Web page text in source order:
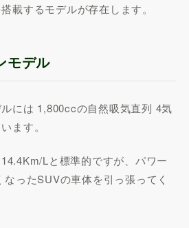
載するモデルが存在します。
モデル
には 1,800ccの自然吸気直列 4気
ます。
Lと標準的ですが、パワー
ったSUVの車体を引っ張ってく